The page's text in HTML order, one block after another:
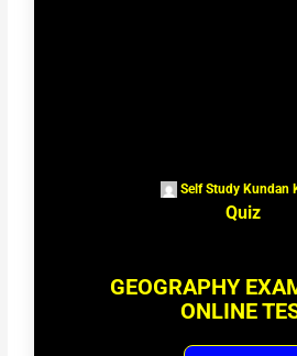
Self Study Kundan
Quiz
GEOGRAPHY
ONLINE